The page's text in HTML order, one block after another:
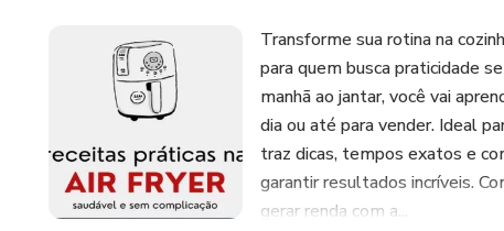
Transforme sua rotina na
para quem busca praticidade
manhã ao jantar, você vai
dia ou até para vender. Ideal
traz dicas, tempos exatos e
garantir resultados incríveis.
gerar renda com a...